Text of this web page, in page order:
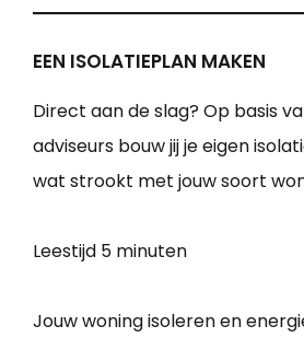
EEN ISOLATIEPLAN MAKEN
Direct aan de slag? Op basis
adviseurs bouw jij je eigen
wat strookt met jouw soort
Leestijd 5 minuten
Jouw woning isoleren en